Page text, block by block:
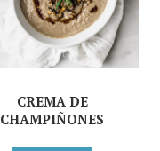
CREMA DE
CHAMPIÑONES